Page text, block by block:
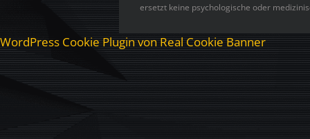
ersetzt keine psychologische oder
WordPress Cookie Plugin von Real Cookie Banner